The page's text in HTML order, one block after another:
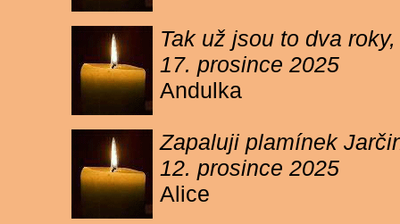
Tak už jsou to dva
17. prosince 2025
Andulka
Zapaluji plamínek
12. prosince 2025
Alice